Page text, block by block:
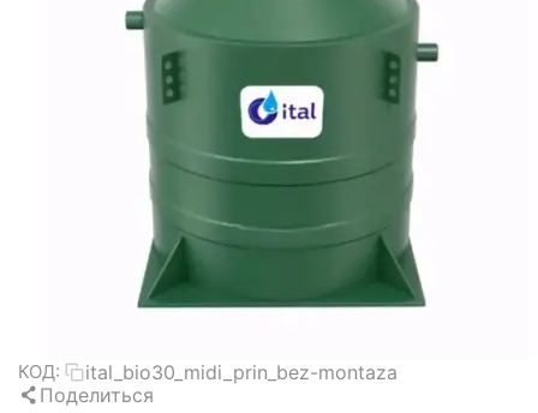
КОД:
ital_bio30_midi_prin_bez-montaza
Поделиться